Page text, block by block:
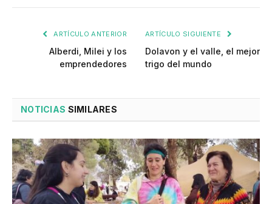
ARTÍCULO ANTERIOR
Alberdi, Milei y los
emprendedores
ARTÍCULO SIGUIENTE
Dolavon y el valle, el mejor
trigo del mundo
NOTICIAS SIMILARES